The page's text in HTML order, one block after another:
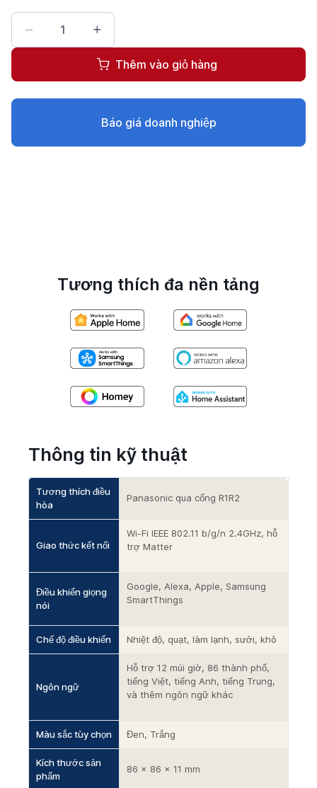
Thêm vào giỏ hàng
Báo giá doanh nghiệp
Tương thích đa nền tảng
Thông tin kỹ thuật
Tương thích điều
hòa
Panasonic qua cổng R1R2
Giao thức kết nối
Wi-Fi IEEE 802.11 b/g/n 2.4GHz, hỗ
trợ Matter
Điều khiển giọng
nói
Google, Alexa, Apple, Samsung
SmartThings
Chế độ điều khiển Nhiệt độ, quạt, làm lạnh, sưởi, khô
Ngôn ngữ
Hỗ trợ 12 múi giờ, 86 thành phố,
tiếng Việt, tiếng Anh, tiếng Trung,
và thêm ngôn ngữ khác
Màu sắc tùy chọn Đen, Trắng
Kích thước sản
phẩm
86 × 86 × 11 mm